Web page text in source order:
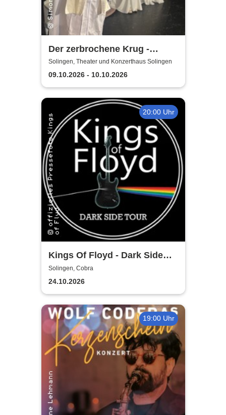
Der zerbrochene Krug -
Elbeforum Brunsbüttel
Solingen, Theater und Konzerthaus Solingen
09.10.2026 - 10.10.2026
20:00 Uhr
Kings Of Floyd - Dark Side
Tour
Solingen, Cobra
24.10.2026
19:00 Uhr